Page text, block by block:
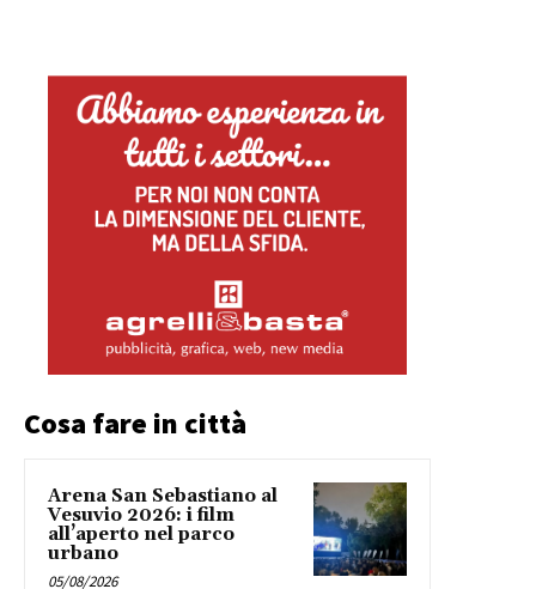
Cosa fare in città
Arena San Sebastiano al
Vesuvio 2026: i film
all’aperto nel parco
urbano
05/08/2026